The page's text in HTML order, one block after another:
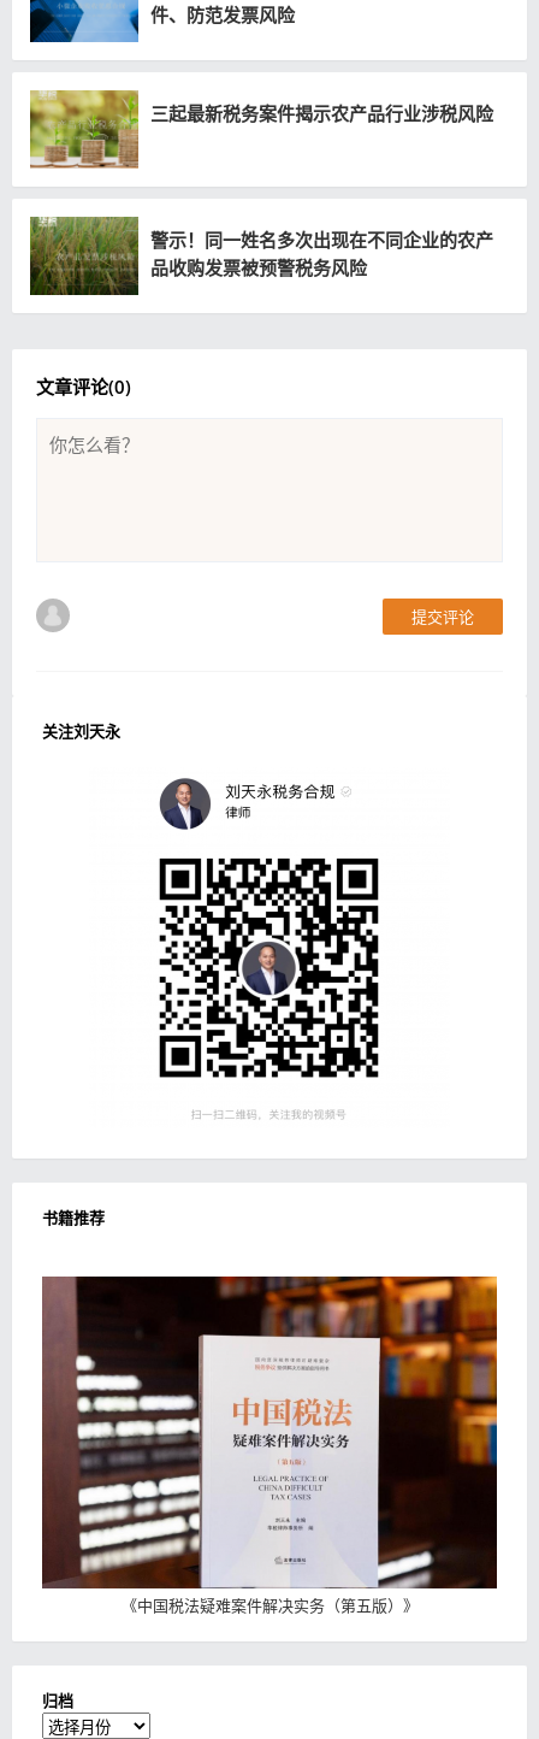
件、防范发票风险
三起最新税务案件揭示农产品行业涉税风险
警示！同一姓名多次出现在不同企业的农产
品收购发票被预警税务风险
文章评论(0)
提交评论
关注刘天永
书籍推荐
《中国税法疑难案件解决实务（第五版） 》
归档
归